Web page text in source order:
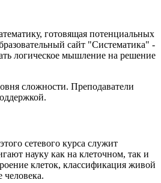
готовящая потенциальных
сайт "Систематика" -
логическое мышление на решение
сложности. Преподаватели
сетевого курса служит
науку как на клеточном, так и
клеток, классификация живой